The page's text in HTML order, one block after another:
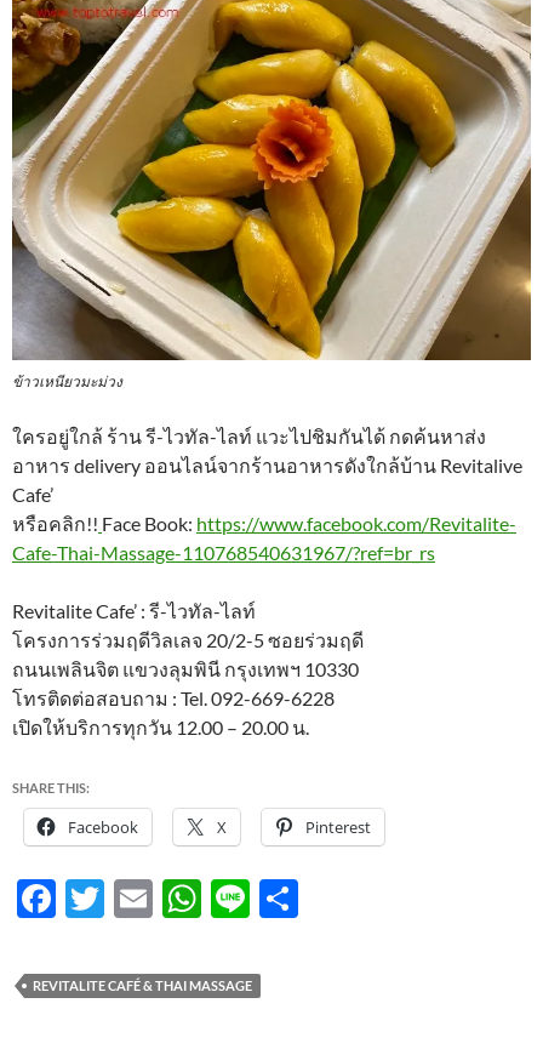
ข้าวเหนียวมะม่วง
ใครอยู่ใกล้ ร้าน รี-ไวทัล-ไลท์ แวะไปชิมกันได้ กดค้นหาส่ง
อาหาร delivery ออนไลน์จากร้านอาหารดังใกล้บ้าน Revitalive
Cafe’
หรือคลิก!! Face Book: https://www.facebook.com/Revitalite-
Cafe-Thai-Massage-110768540631967/?ref=br_rs
Revitalite Cafe’ : รี-ไวทัล-ไลท์
โครงการร่วมฤดีวิลเลจ 20/2-5 ซอยร่วมฤดี
ถนนเพลินจิต แขวงลุมพินี กรุงเทพฯ 10330
โทรติดต่อสอบถาม : Tel. 092-669-6228
เปิดให้บริการทุกวัน 12.00 – 20.00 น.
SHARE THIS:
Facebook X Pinterest
F
e
b
T
itt
er
E
ail
W
at
s
Li
e
REVITALITE CAFÉ & THAI MASSAGE